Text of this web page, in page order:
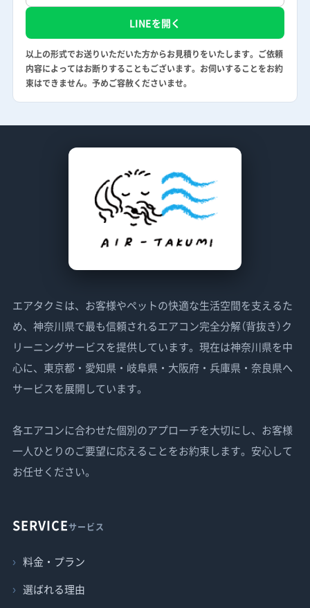
LINEを開く
以上の形式でお送りいただいた方からお見積りをいたします。ご依頼
内容によってはお断りすることもございます。お伺いすることをお約
束はできません。予めご容赦くださいませ。
エアタクミは、お客様やペットの快適な生活空間を支えるた
め、神奈川県で最も信頼されるエアコン完全分解（背抜き）ク
リーニングサービスを提供しています。現在は神奈川県を中
心に、東京都・愛知県・岐阜県・大阪府・兵庫県・奈良県へ
サービスを展開しています。
各エアコンに合わせた個別のアプローチを大切にし、お客様
一人ひとりのご要望に応えることをお約束します。安心して
お任せください。
SERVICEサービス
料金・プラン
選ばれる理由